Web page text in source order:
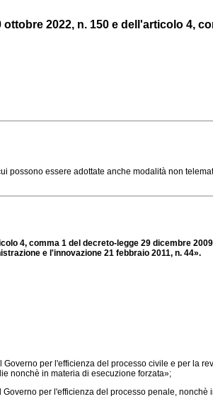
2022, n. 150 e dell'articolo 4,
essere adottate anche modalità non
4, comma 1 del decreto-legge 29 dicembre
e l'innovazione 21 febbraio 2011, n. 44».
Governo per l'efficienza del processo civile e per la
nonchè in materia di esecuzione forzata»;
Governo per l'efficienza del processo penale,